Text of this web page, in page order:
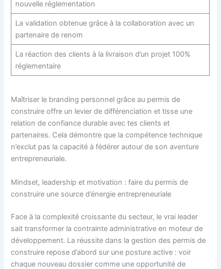
nouvelle réglementation
La validation obtenue grâce à la collaboration avec un
partenaire de renom
La réaction des clients à la livraison d’un projet 100%
réglementaire
Maîtriser le branding personnel grâce au permis de
construire offre un levier de différenciation et tisse une
relation de confiance durable avec tes clients et
partenaires. Cela démontre que la compétence technique
n’exclut pas la capacité à fédérer autour de son aventure
entrepreneuriale.
Mindset, leadership et motivation : faire du permis de
construire une source d’énergie entrepreneuriale
Face à la complexité croissante du secteur, le vrai leader
sait transformer la contrainte administrative en moteur de
développement. La réussite dans la gestion des permis de
construire repose d’abord sur une posture active : voir
chaque nouveau dossier comme une opportunité de